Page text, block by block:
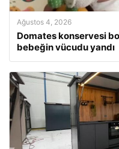
Ağustos 4, 2026
Domates konservesi
bebeğin vücudu yandı